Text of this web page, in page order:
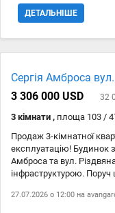
магазини, кафе,
співпрацювати з
ДЕТАЛЬНІШЕ
Сергія Амброса
3 306 000 USD
32
3 кімнати , площа 103 /
Продаж 3-кімнатної
експлуатацію! Будинок
Амброса та вул.
інфраструктурою. Поруч
стіни з силікатної
27.07.2026 о 12:00 на